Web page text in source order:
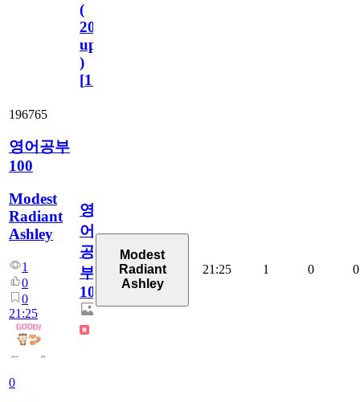
(
2023.11.1
update
)
[110
196765
영어공부
100
Modest
Radiant
Ashley
1
0
0
21:25
0
영
어
공
부
100
Modest
Radiant
Ashley
21:25 1 0 0